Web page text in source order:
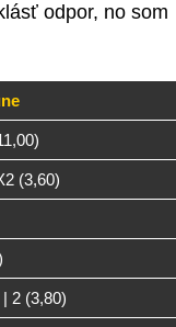
odpor, no som
(3,60)
2 (3,80)